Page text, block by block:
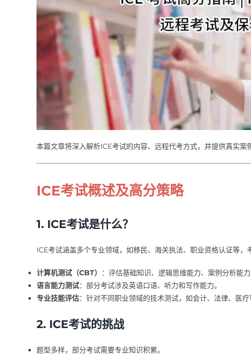
本篇文章将深入解析ICE考试的内容、远程代考方式，并提供真实案
ICE考试概述及高分策略
1. ICE考试是什么？
ICE考试涵盖多个专业领域，如移民、海关执法、职业资格认证等，
计算机测试（CBT）
：评估基础知识、逻辑思维能力、案例分析能力
语言能力测试：部分考试涉及英语口语、听力和写作能力。
专业技能评估：针对不同职业领域的技术测试，如会计、法律、医疗
2. ICE考试的挑战
题型多样，部分考试需要专业知识积累。